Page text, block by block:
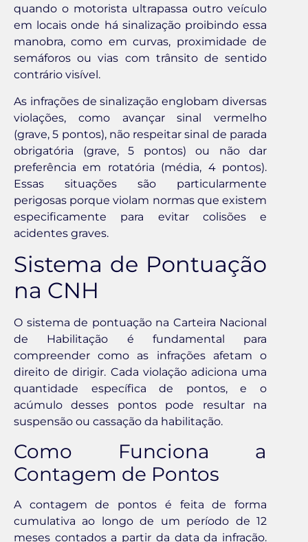
quando o motorista ultrapassa outro veículo
em locais onde há sinalização proibindo essa
manobra, como em curvas, proximidade de
semáforos ou vias com trânsito de sentido
contrário visível.
As infrações de sinalização englobam diversas
violações, como avançar sinal vermelho
(grave, 5 pontos), não respeitar sinal de parada
obrigatória (grave, 5 pontos) ou não dar
preferência em rotatória (média, 4 pontos).
Essas situações são particularmente
perigosas porque violam normas que existem
especificamente para evitar colisões e
acidentes graves.
Sistema de Pontuação
na CNH
O sistema de pontuação na Carteira Nacional
de Habilitação é fundamental para
compreender como as infrações afetam o
direito de dirigir. Cada violação adiciona uma
quantidade específica de pontos, e o
acúmulo desses pontos pode resultar na
suspensão ou cassação da habilitação.
Como Funciona a
Contagem de Pontos
A contagem de pontos é feita de forma
cumulativa ao longo de um período de 12
meses contados a partir da data da infração.